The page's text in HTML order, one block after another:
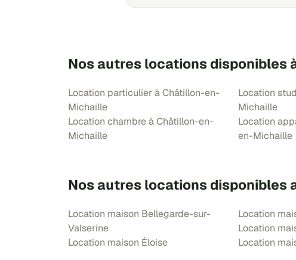
Nos autres locations disponibles
Location particulier à Châtillon-en-
Michaille
Location chambre à Châtillon-en-
Michaille
Location
Michaille
Location
en-Michaille
Nos autres locations disponibles
Location maison Bellegarde-sur-
Valserine
Location maison Éloise
Location
Location
Location